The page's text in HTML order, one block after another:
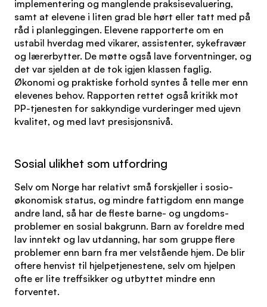
implementering og manglende praksisevaluering,
samt at elevene i liten grad ble hørt eller tatt med på
råd i planleggingen. Elevene rapporterte om en
ustabil hverdag med vikarer, assistenter, sykefravær
og lærerbytter. De møtte også lave forventninger, og
det var sjelden at de tok igjen klassen faglig.
Økonomi og praktiske forhold syntes å telle mer enn
elevenes behov. Rapporten rettet også kritikk mot
PP-tjenesten for sakkyndige vurderinger med ujevn
kvalitet, og med lavt presisjonsnivå.
Sosial ulikhet som utfordring
Selv om Norge har relativt små forskjeller i sosio-
økonomisk status, og mindre fattigdom enn mange
andre land, så har de fleste barne- og ungdoms-
problemer en sosial bakgrunn. Barn av foreldre med
lav inntekt og lav utdanning, har som gruppe flere
problemer enn barn fra mer velstående hjem. De blir
oftere henvist til hjelpetjenestene, selv om hjelpen
ofte er lite treffsikker og utbyttet mindre enn
forventet.